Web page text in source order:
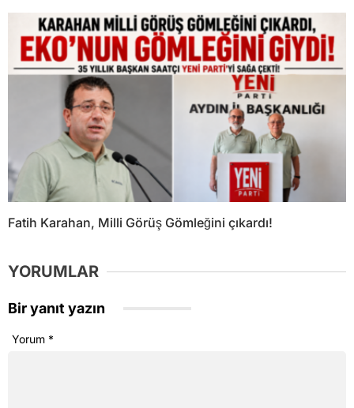
Fatih Karahan, Milli Görüş Gömleğini çıkardı!
YORUMLAR
Bir yanıt yazın
Yorum *